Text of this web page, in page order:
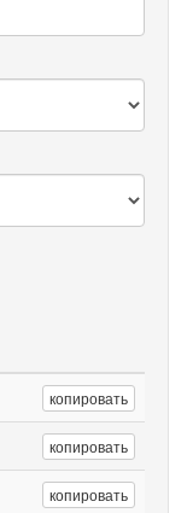
копировать
копировать
копировать